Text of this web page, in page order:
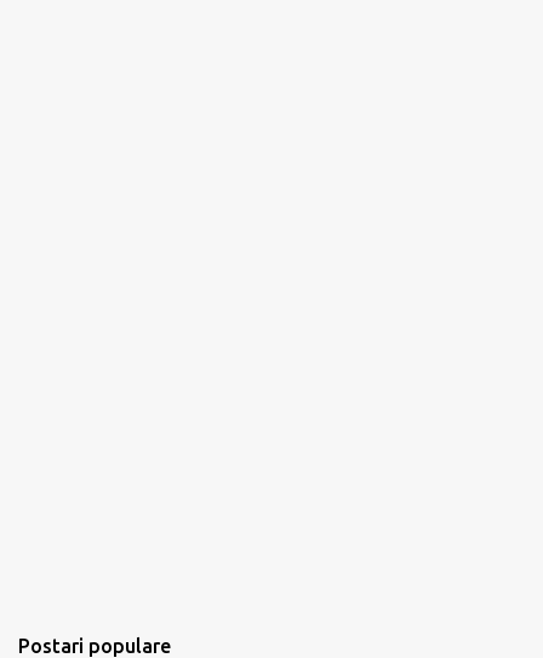
Postari populare